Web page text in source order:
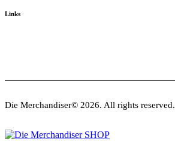
Links
Die Merchandiser© 2026. All rights reserved.